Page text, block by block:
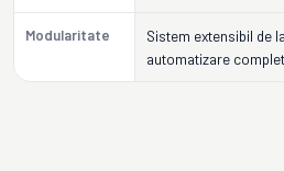
Modularitate
Sistem extensibil de
automatizare